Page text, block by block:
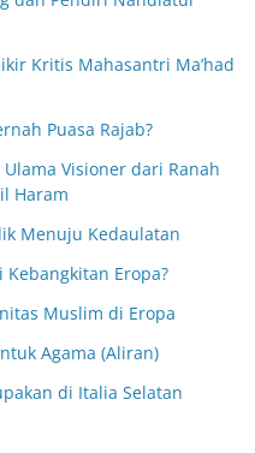
Kritis Mahasantri Ma’had
Puasa Rajab?
Visioner dari Ranah
Haram
Menuju Kedaulatan
Eropa?
Muslim di Eropa
Agama (Aliran)
di Italia Selatan